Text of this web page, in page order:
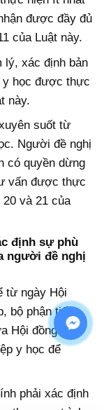
được đầy đủ
của Luật này.
lý, xác định bản
y học được thực
này.
suốt từ
Người đề nghị
có quyền dừng
vấn được thực
20 và 21 của
định sự phù
người đề nghị
từ ngày Hội
phận tiếp
Hội đồng xác
y học để
phải xác định